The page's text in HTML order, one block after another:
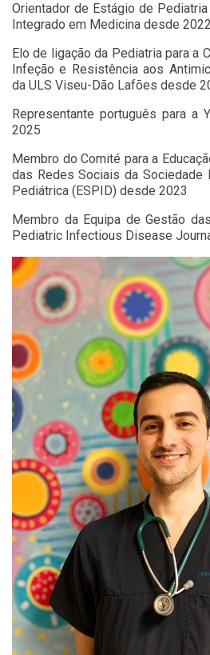
Orientador de Estágio de
Integrado em Medicina desde 2022
Elo de ligação da Pediatria para a
Infeção e Resistência aos
da ULS Viseu-Dão Lafões desde
Representante português para a
2025
Membro do Comité para a
das Redes Sociais da Sociedade
Pediátrica (ESPID) desde 2023
Membro da Equipa de Gestão
Pediatric Infectious Disease